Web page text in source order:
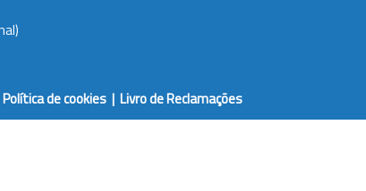
Política de cookies | Livro de Reclamações